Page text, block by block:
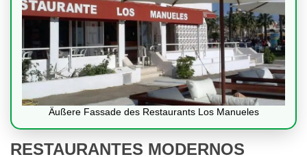
Äußere Fassade des Restaurants Los Manueles
RESTAURANTES MODERNOS